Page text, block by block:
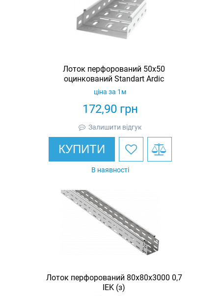
Лоток перфорований 50х50
оцинкований Standart Ardic
172,90грн
ціна за 1м
Залишити відгук
КУПИТИ
В наявності
Лоток перфорований 80х80х3000 0,7
IEK (з)